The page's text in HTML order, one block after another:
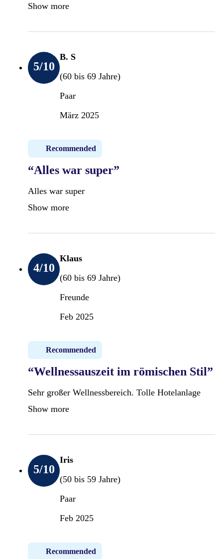
Show more
5/10
B. S
(60 bis 69 Jahre)
Paar
März 2025
Recommended
“Alles war super”
Alles war super
Show more
4/10
Klaus
(60 bis 69 Jahre)
Freunde
Feb 2025
Recommended
“Wellnessauszeit im römischen Stil”
Sehr großer Wellnessbereich. Tolle Hotelanlage
Show more
5/10
Iris
(50 bis 59 Jahre)
Paar
Feb 2025
Recommended